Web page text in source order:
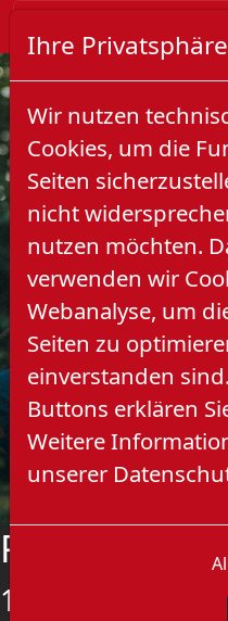
Ihre
Wir nutzen
Cookies, um die
Seiten
nicht
nutzen möchten.
verwenden wir
Webanalyse, um
Seiten zu
einverstanden
Buttons erklären
Weitere
unserer
Previous
Pride Flag
15,00